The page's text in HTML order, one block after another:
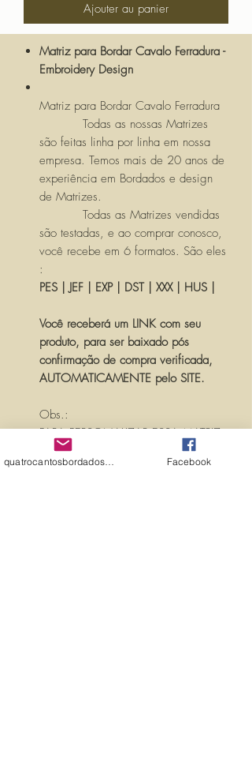
Ajouter au panier
Matriz para Bordar Cavalo Ferradura -
Embroidery Design
Matriz para Bordar Cavalo Ferradura
Todas as nossas Matrizes
são feitas linha por linha em nossa
empresa. Temos mais de 20 anos de
experiência em Bordados e design
de Matrizes.
Todas as Matrizes vendidas
são testadas, e ao comprar conosco,
você recebe em 6 formatos. São eles
:
PES | JEF | EXP | DST | XXX | HUS |
Você receberá um LINK com seu
produto, para ser baixado pós
confirmação de compra verificada,
AUTOMATICAMENTE pelo SITE.
Obs.:
PARA PERSONALIZAR ESSA MATRIZ,
ACRESCENTANDO TEXTOS OU
NOMES, É SÓ ENTRAR EM
Facebook